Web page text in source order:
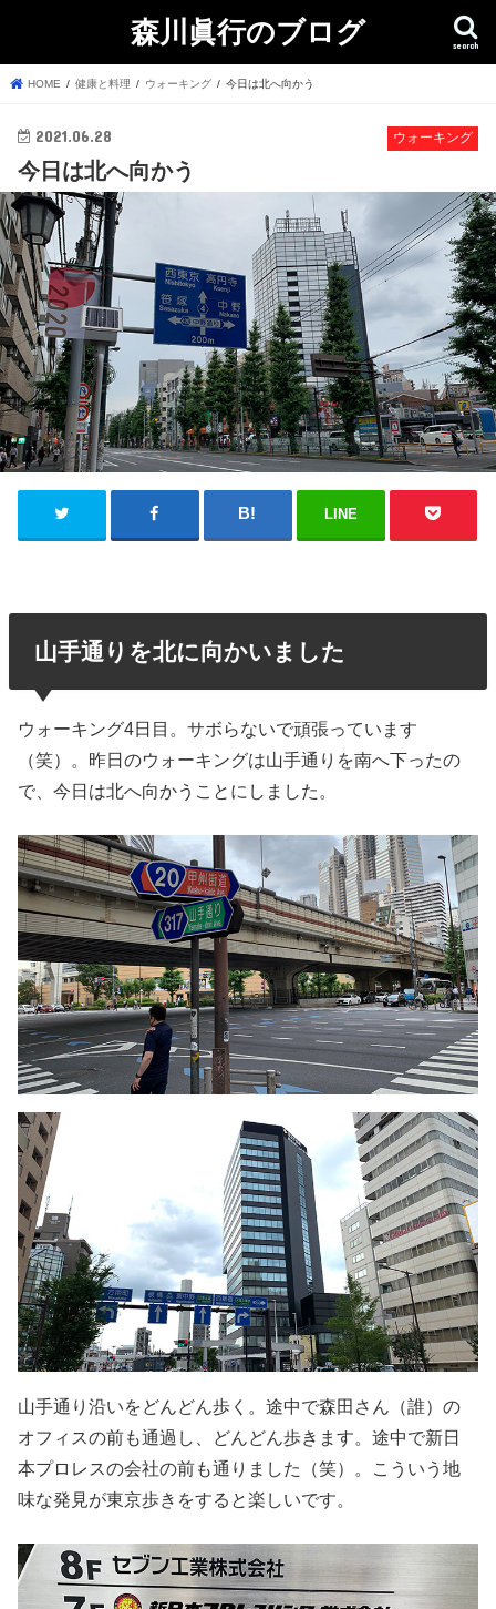
森川眞行のブログ search
HOME 健康と料理 ウォーキング 今日は北へ向かう
ウォーキング
2021.06.28
今日は北へ向かう
LINE
山手通りを北に向かいました
ウォーキング4日目。サボらないで頑張っています
（笑）。昨日のウォーキングは山手通りを南へ下ったの
で、今日は北へ向かうことにしました。
山手通り沿いをどんどん歩く。途中で森田さん（誰）の
オフィスの前も通過し、どんどん歩きます。途中で新日
本プロレスの会社の前も通りました（笑）。こういう地
味な発見が東京歩きをすると楽しいです。